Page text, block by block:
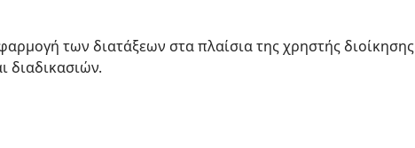
των διατάξεων στα πλαίσια της χρηστής διοίκησης
διαδικασιών.